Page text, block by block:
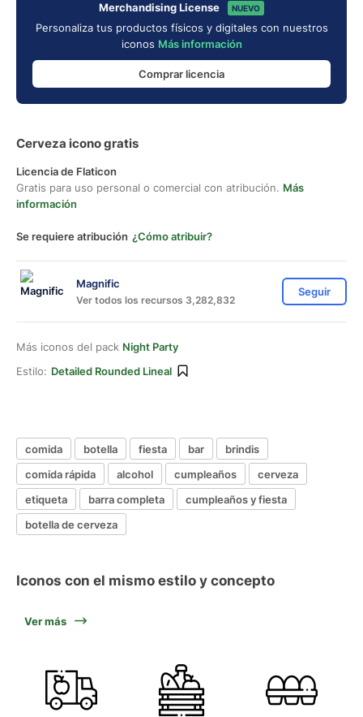
Merchandising License NUEVO
Personaliza tus productos físicos y digitales con nuestros
iconos Más información
Comprar licencia
Cerveza icono gratis
Licencia de Flaticon
Gratis para uso personal o comercial con atribución. Más
información
Se requiere atribución ¿Cómo atribuir?
Magnific
Ver todos los recursos 3,282,832
Seguir
Más iconos del pack Night Party
Estilo: Detailed Rounded Lineal
comida botella fiesta bar
brindis
comida rápida
alcohol cumpleaños
cerveza
etiqueta
barra completa
cumpleaños y fiesta
botella de cerveza
Iconos con el mismo estilo y concepto
Ver más